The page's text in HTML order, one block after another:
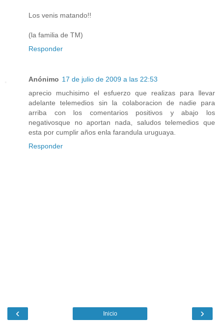
Los venis matando!!
(la familia de TM)
Responder
Anónimo 17 de julio de 2009 a las 22:53
aprecio muchisimo el esfuerzo que realizas para llevar
adelante telemedios sin la colaboracion de nadie para
arriba con los comentarios positivos y abajo los
negativosque no aportan nada, saludos telemedios que
esta por cumplir años enla farandula uruguaya.
Responder
‹ ›
Inicio